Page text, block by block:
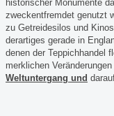
historischer Monumente
zweckentfremdet genutzt
zu Getreidesilos und
derartiges gerade in
denen der Teppichhandel
merklichen Veränderungen
Weltuntergang und